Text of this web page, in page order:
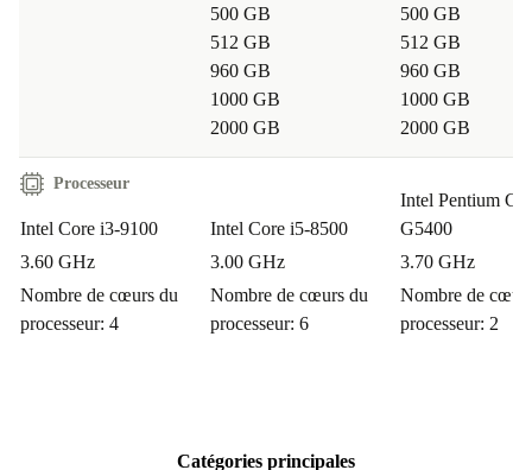
500 GB
512 GB
960 GB
1000 GB
2000 GB
500 GB
512 GB
960 GB
1000 GB
2000 GB
Processeur
Intel Core i3-9100
3.60 GHz
Nombre de cœurs du
processeur: 4
Intel Core i5-8500
3.00 GHz
Nombre de cœurs du
processeur: 6
Intel Pentium
G5400
3.70 GHz
Nombre de
processeur: 2
Catégories principales